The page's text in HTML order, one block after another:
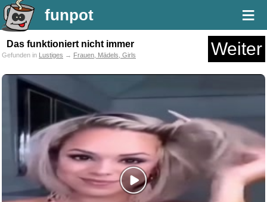
funpot ≡
Das funktioniert nicht immer Weiter
Gefunden in Lustiges → Frauen, Mädels, Girls